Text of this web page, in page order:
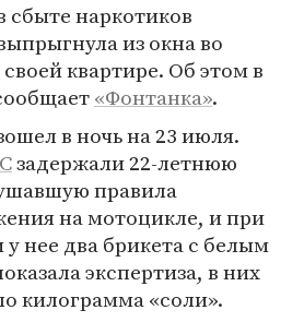
сбыте наркотиков
из окна во
квартире. Об этом в
«Фонтанка».
в ночь на 23 июля.
задержали 22-летнюю
правила
на мотоцикле, и при
нее два брикета с белым
экспертиза, в них
килограмма «соли».